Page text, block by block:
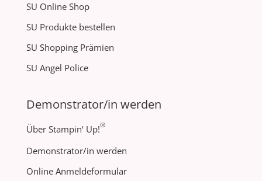
SU Online Shop
SU Produkte bestellen
SU Shopping Prämien
SU Angel Police
Demonstrator/in werden
Über Stampin‘ Up!®
Demonstrator/in werden
Online Anmeldeformular